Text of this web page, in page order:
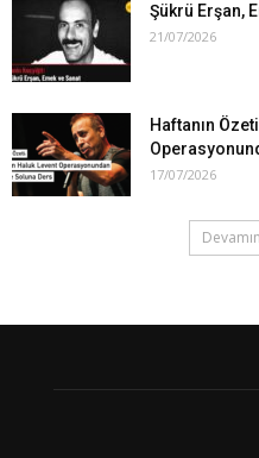
Şükrü Erşan,
21/07/2026
Haftanın
17/07/2026